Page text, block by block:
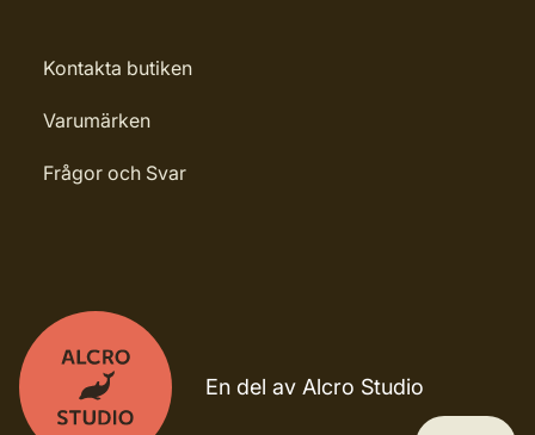
Kontakta butiken
Varumärken
Frågor och Svar
En del av Alcro Studio